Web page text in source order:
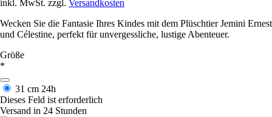
inkl. MwSt. zzgl. Versandkosten
Wecken Sie die Fantasie Ihres Kindes mit dem Plüschtier Jemini Ernest
und Célestine, perfekt für unvergessliche, lustige Abenteuer.
Größe
*
31 cm 24h
Dieses Feld ist erforderlich
Versand in 24 Stunden